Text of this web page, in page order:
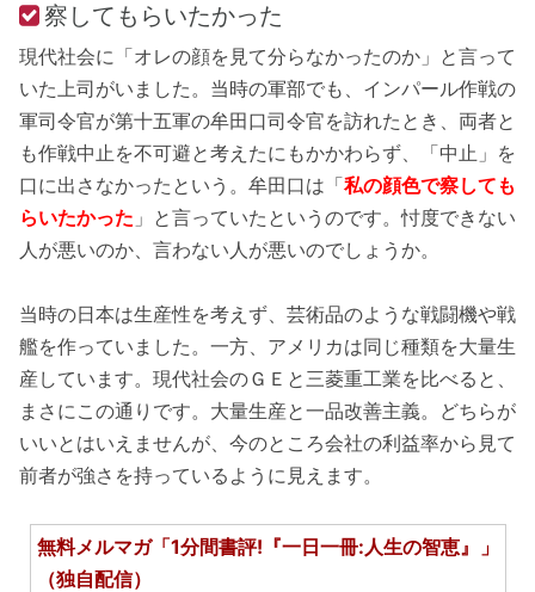
察してもらいたかった
現代社会に「オレの顔を見て分らなかったのか」と言って
いた上司がいました。当時の軍部でも、インパール作戦の
軍司令官が第十五軍の牟田口司令官を訪れたとき、両者と
も作戦中止を不可避と考えたにもかかわらず、「中止」を
口に出さなかったという。牟田口は「私の顔色で察しても
らいたかった 」と言っていたというのです。忖度できない
人が悪いのか、言わない人が悪いのでしょうか。
当時の日本は生産性を考えず、芸術品のような戦闘機や戦
艦を作っていました。一方、アメリカは同じ種類を大量生
産しています。現代社会のＧＥと三菱重工業を比べると、
まさにこの通りです。大量生産と一品改善主義。どちらが
いいとはいえませんが、今のところ会社の利益率から見て
前者が強さを持っているように見えます。
無料メルマガ「1分間書評!『一日一冊:人生の智恵』」
（独自配信）